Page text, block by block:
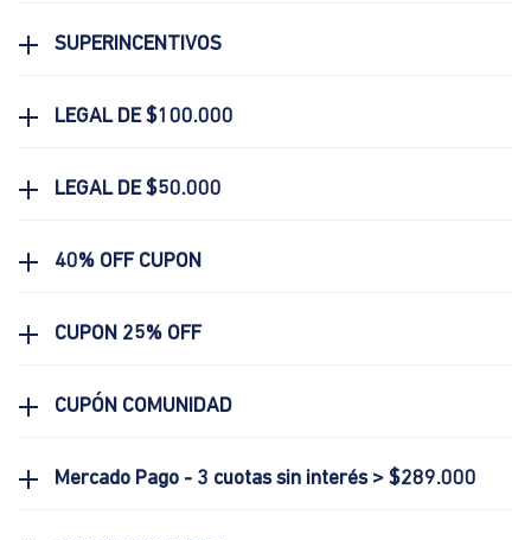
SUPERINCENTIVOS
LEGAL DE $100.000
LEGAL DE $50.000
40% OFF CUPON
CUPON 25% OFF
CUPÓN COMUNIDAD
Mercado Pago - 3 cuotas sin interés > $289.000